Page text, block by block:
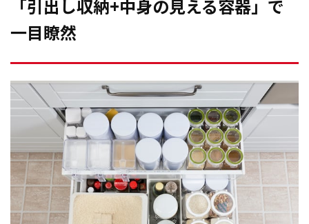
「引出し収納+中身の見える容器」で
一目瞭然